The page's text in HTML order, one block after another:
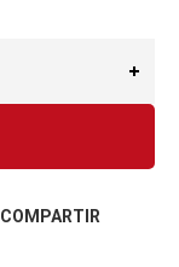
COMPARTIR